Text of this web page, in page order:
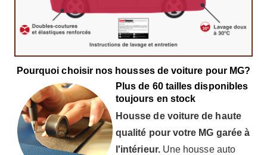
Pourquoi choisir nos housses de voiture pour MG?
Plus de 60 tailles disponibles
toujours en stock
Housse de voiture de haute
qualité pour votre MG garée à
l'intérieur. Une housse auto